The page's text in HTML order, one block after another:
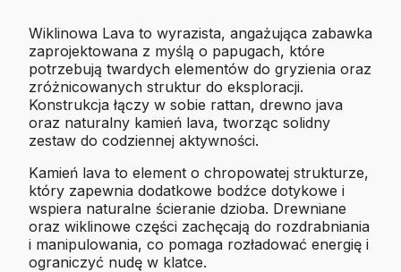
Wiklinowa Lava to wyrazista, angażująca zabawka
zaprojektowana z myślą o papugach, które
potrzebują twardych elementów do gryzienia oraz
zróżnicowanych struktur do eksploracji.
Konstrukcja łączy w sobie rattan, drewno java
oraz naturalny kamień lava, tworząc solidny
zestaw do codziennej aktywności.
Kamień lava to element o chropowatej strukturze,
który zapewnia dodatkowe bodźce dotykowe i
wspiera naturalne ścieranie dzioba. Drewniane
oraz wiklinowe części zachęcają do rozdrabniania
i manipulowania, co pomaga rozładować energię i
ograniczyć nudę w klatce.